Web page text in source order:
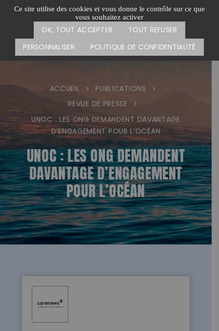
Ce site utilise des cookies et vous donne le contrôle sur ce que
vous souhaitez activer
OK, TOUT ACCEPTER
TOUT REFUSER
PERSONNALISER
POLITIQUE DE CONFIDENTIALITÉ
Passer
Menu
CARTE DES ACTIONS FAIRE UN DON
ACCUEIL > PUBLICATIONS
>
REVUE DE PRESSE
>
UNOC : LES ONG DEMANDENT DAVANTAGE
D’ENGAGEMENT POUR L’OCÉAN
UNOC : LES ONG DEMANDENT
DAVANTAGE D’ENGAGEMENT
POUR L’OCÉAN